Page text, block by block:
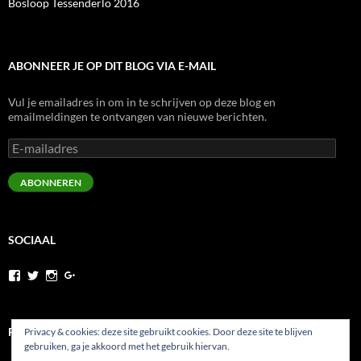
Bosloop Tessenderlo 2016
ABONNEER JE OP DIT BLOG VIA E-MAIL
Vul je emailadres in om in te schrijven op deze blog en
emailmeldingen te ontvangen van nieuwe berichten.
E-
mailadres
ABONNEREN
SOCIAAL
Bekijk
runninghesy
op
Facebook
Bekijk
Hesy_
op
Twitter
Bekijk
WernerHeselmans
op
Instagram
wernerheselmans
op
Google+
PRIVACYBELEID
Privacy & cookies: deze site gebruikt cookies. Door deze site te blijven
gebruiken, ga je akkoord met het gebruik hiervan.